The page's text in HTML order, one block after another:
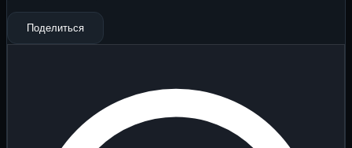
Поделиться